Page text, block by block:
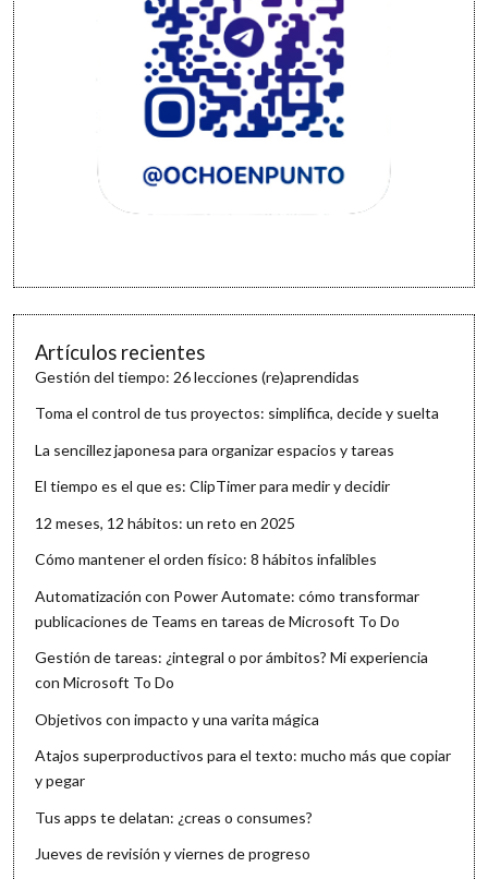
Artículos recientes
Gestión del tiempo: 26 lecciones (re)aprendidas
Toma el control de tus proyectos: simplifica, decide y suelta
La sencillez japonesa para organizar espacios y tareas
El tiempo es el que es: ClipTimer para medir y decidir
12 meses, 12 hábitos: un reto en 2025
Cómo mantener el orden físico: 8 hábitos infalibles
Automatización con Power Automate: cómo transformar
publicaciones de Teams en tareas de Microsoft To Do
Gestión de tareas: ¿integral o por ámbitos? Mi experiencia
con Microsoft To Do
Objetivos con impacto y una varita mágica
Atajos superproductivos para el texto: mucho más que copiar
y pegar
Tus apps te delatan: ¿creas o consumes?
Jueves de revisión y viernes de progreso